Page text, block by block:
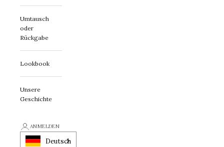
Umtausch
oder
Rückgabe
Lookbook
Unsere
Geschichte
ANMELDEN
Deutsch